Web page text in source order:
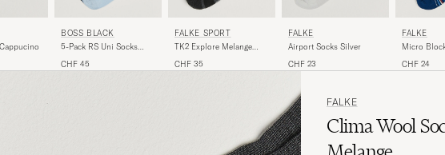
BOSS BLACK
5-Pack RS Uni Socks
CHF 45
FALKE SPORT
TK2 Explore Melange
CHF 35
FALKE
Airport Socks Silver
CHF 23
FALKE
Micro
CHF 24
FALKE
Clima Wool